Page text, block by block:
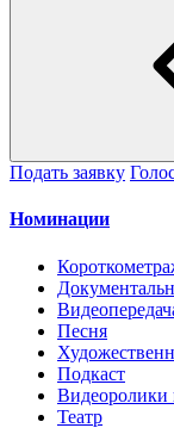
Подать заявку
Номинации
Песня
Подкаст
Видеоролики
Театр